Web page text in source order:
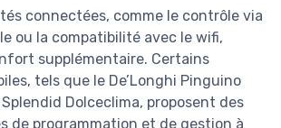
connectées, comme le contrôle via
ou la compatibilité avec le wifi,
supplémentaire. Certains
tels que le De’Longhi Pinguino
Splendid Dolceclima, proposent des
de programmation et de gestion à